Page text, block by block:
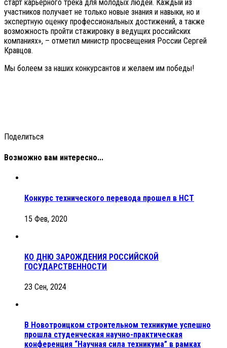
старт карьерного трека для молодых людей. Каждый из
участников получает не только новые знания и навыки, но и
экспертную оценку профессиональных достижений, а также
возможность пройти стажировку в ведущих российских
компаниях», – отметил министр просвещения России Сергей
Кравцов.
Мы болеем за наших конкурсантов и желаем им победы!
Поделиться
Возможно вам интересно...
Конкурс технического перевода прошел в НСТ
15 Фев, 2020
КО ДНЮ ЗАРОЖДЕНИЯ РОССИЙСКОЙ
ГОСУДАРСТВЕННОСТИ
23 Сен, 2024
В Новотроицком строительном техникуме успешно
прошла студенческая научно-практическая
конференция “Научная сила техникума” в рамках